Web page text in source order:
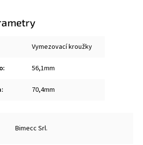
Vymezovací kroužky
: 56,1mm
: 70,4mm
Bimecc Srl.